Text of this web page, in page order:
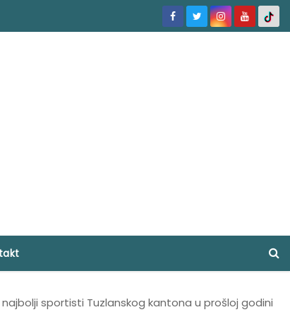
najbolji sportisti Tuzlanskog kantona u prošloj godini